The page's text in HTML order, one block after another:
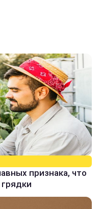
признака, что